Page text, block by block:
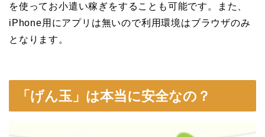
を使ってお小遣い稼ぎをすることも可能です。また、
iPhone用にアプリは無いので利用環境はブラウザのみ
となります。
「げん玉」は本当に安全なの？